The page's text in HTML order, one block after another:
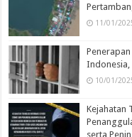
11/01/
Indonesia,
10/01/
Kejahatan
serta